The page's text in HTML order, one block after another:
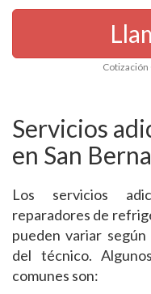
Cotización
Servicios
en San
Los servicios
reparadores de
pueden variar según
del técnico.
comunes son: